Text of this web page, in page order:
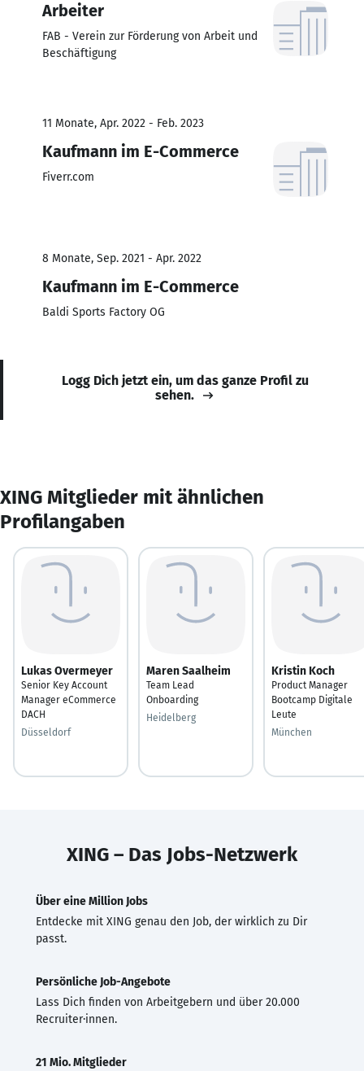
Arbeiter
FAB - Verein zur Förderung von Arbeit und
Beschäftigung
11 Monate, Apr. 2022 - Feb. 2023
Kaufmann im E-Commerce
Fiverr.com
8 Monate, Sep. 2021 - Apr. 2022
Kaufmann im E-Commerce
Baldi Sports Factory OG
Logg Dich jetzt ein, um das ganze Profil zu
sehen.
XING Mitglieder mit ähnlichen
Profilangaben
Lukas Overmeyer
Senior Key Account
Manager eCommerce
DACH
Düsseldorf
Maren Saalheim
Team Lead
Onboarding
Heidelberg
Kristin Koch
Product Manager
Bootcamp Digitale
Leute
München
XING – Das Jobs-Netzwerk
Über eine Million Jobs
Entdecke mit XING genau den Job, der wirklich zu Dir
passt.
Persönliche Job-Angebote
Lass Dich finden von Arbeitgebern und über 20.000
Recruiter·innen.
21 Mio. Mitglieder